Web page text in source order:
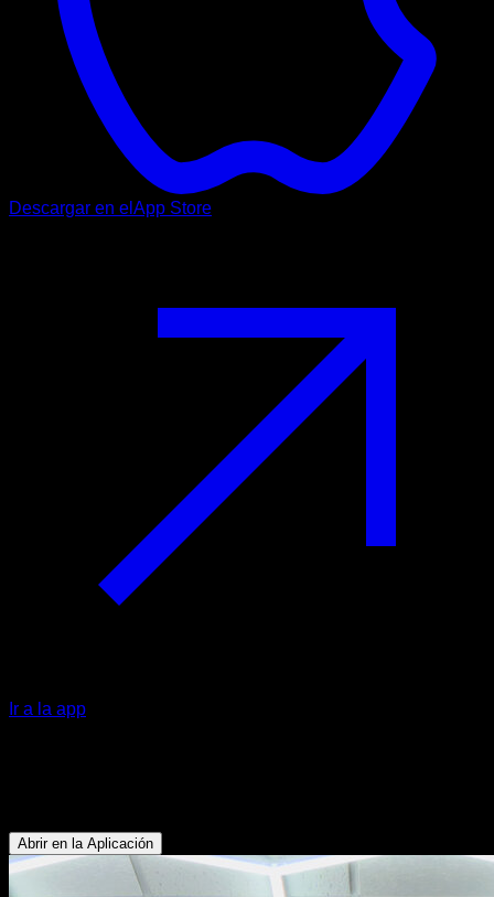
Descargar en el App Store
Ir a la app
Abrir en la Aplicación